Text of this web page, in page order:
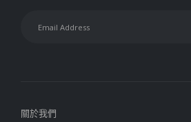
關於我們